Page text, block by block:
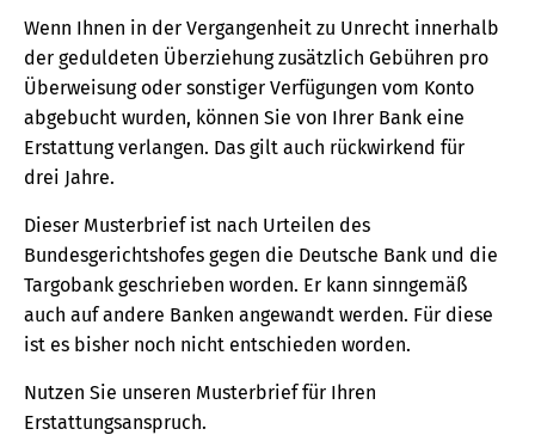
Wenn Ihnen in der Vergangenheit zu Unrecht innerhalb
der geduldeten Überziehung zusätzlich Gebühren pro
Überweisung oder sonstiger Verfügungen vom Konto
abgebucht wurden, können Sie von Ihrer Bank eine
Erstattung verlangen. Das gilt auch rückwirkend für
drei Jahre.
Dieser Musterbrief ist nach Urteilen des
Bundesgerichtshofes gegen die Deutsche Bank und die
Targobank geschrieben worden. Er kann sinngemäß
auch auf andere Banken angewandt werden. Für diese
ist es bisher noch nicht entschieden worden.
Nutzen Sie unseren Musterbrief für Ihren
Erstattungsanspruch.